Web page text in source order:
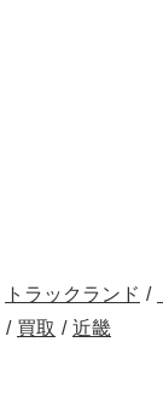
トラックランド /
/ 買取 / 近畿